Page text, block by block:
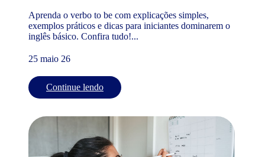
Aprenda o verbo to be com explicações simples,
exemplos práticos e dicas para iniciantes dominarem o
inglês básico. Confira tudo!...
25 maio 26
Continue lendo